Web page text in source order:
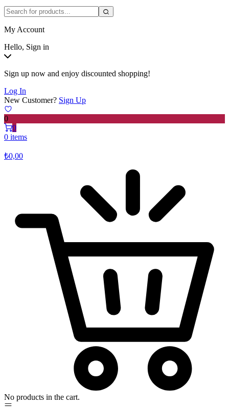
My Account
Hello, Sign in
Sign up now and enjoy discounted shopping!
Log In
New Customer? Sign Up
0
0
0 items
₺0,00
No products in the cart.